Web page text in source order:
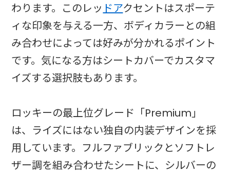
わります。このレッ ドアクセントはスポーテ
ィな印象を与える一方、ボディカラーとの組
み合わせによっては好みが分かれるポイント
です。気になる方はシートカバーでカスタマ
イズする選択肢もあります。
ロッキーの最上位グレード「Premium」
は、ライズにはない独自の内装デザインを採
用しています。フルファブリックとソフトレ
ザー調を組み合わせたシートに、シルバーの